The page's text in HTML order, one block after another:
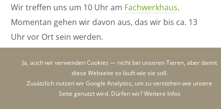
Wir treffen uns um 10 Uhr am Fachwerkhaus.
Momentan gehen wir davon aus, das wir bis ca. 13
Uhr vor Ort sein werden.
Geplante Arbeiten sowie Themen für unser erstes
Wir kehren den Winter raus und bereiten
Ja, auch wir verwenden Cookies — nicht bei unseren Tieren, aber damit
diese Webseite so läuft wie sie soll.
Zusätzlich nutzen wir Google Analytics, um zu verstehen wie unsere
Seite genutzt wird. Dürfen wir?Weitere Infos